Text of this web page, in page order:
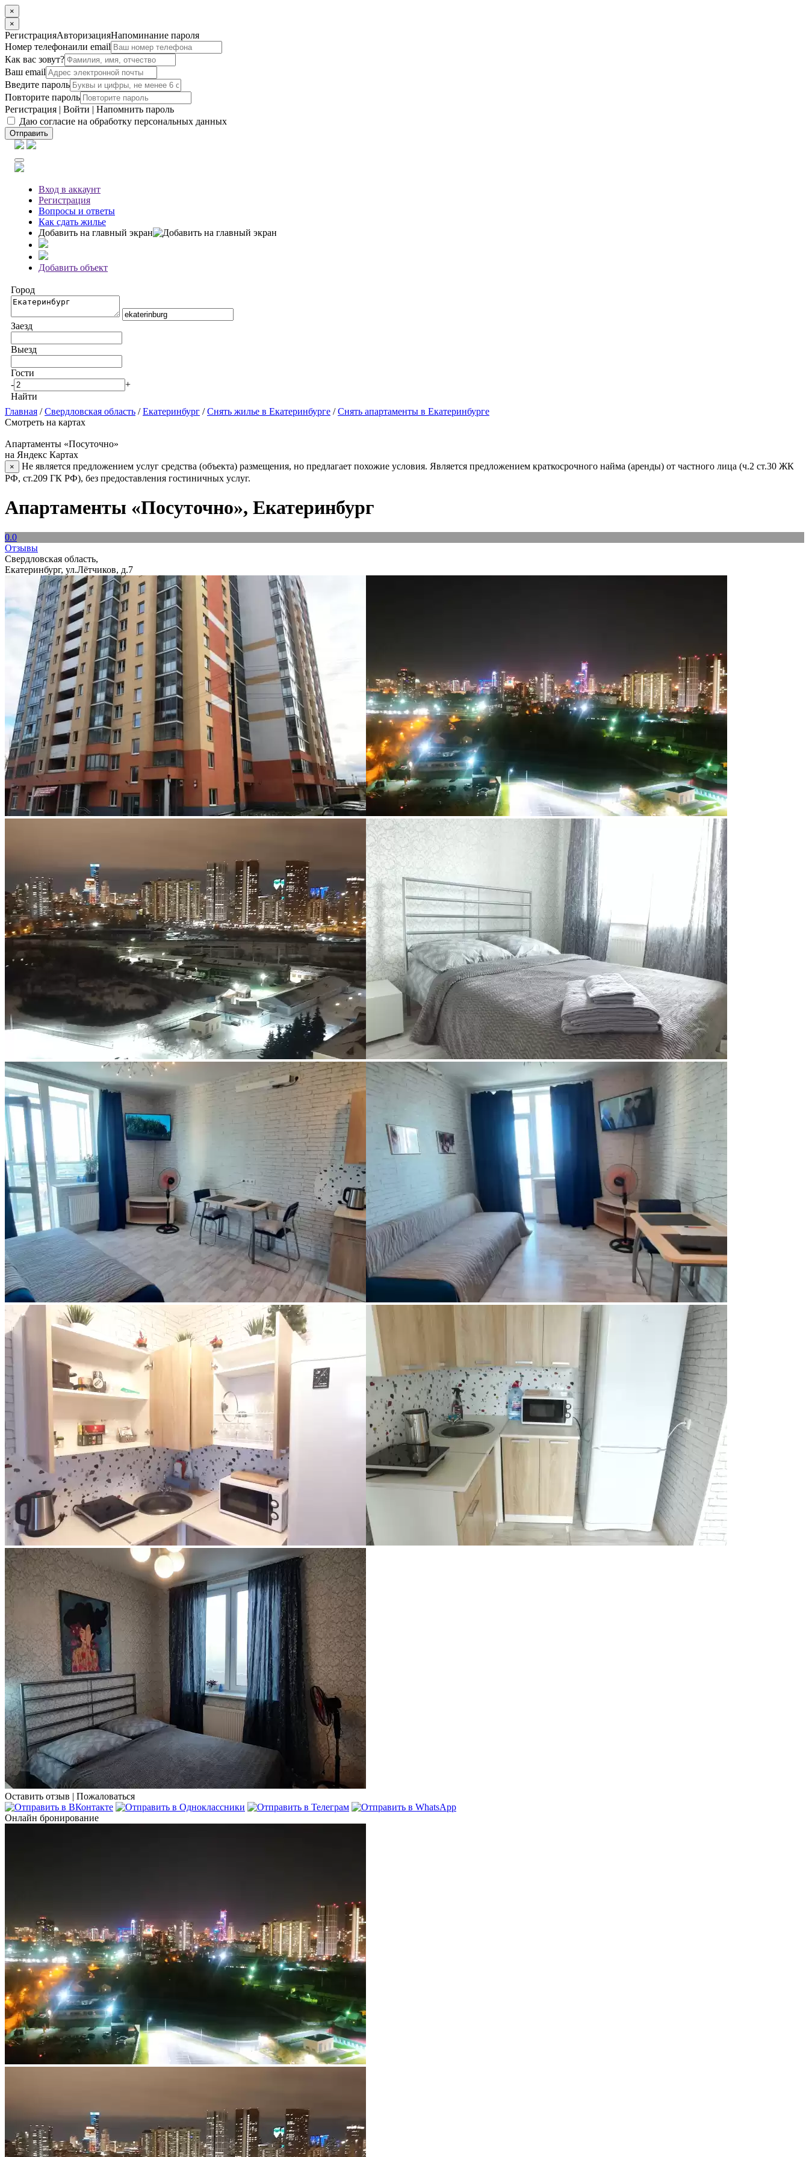
×
×
РегистрацияАвторизацияНапоминание пароля
Номер телефонаили email
Как вас зовут?
Ваш email
Введите пароль
Повторите пароль
Регистрация | Войти | Напомнить пароль
Даю согласие на обработку персональных данных
Отправить
Вход в аккаунт
Регистрация
Вопросы и ответы
Как сдать жилье
Добавить на главный экран
Добавить объект
Город
Заезд
Выезд
Гости
-
+
Найти
Главная /Свердловская область /Екатеринбург /Снять жилье в Екатеринбурге /Снять апартаменты в Екатеринбурге
Смотреть на картах
Апартаменты «Посуточно»
на Яндекс Картах
×
Не является предложением услуг средства (объекта) размещения, но предлагает похожие условия. Является предложением краткосрочного найма (аренды) от частного лица (ч.2 ст.30 ЖК
РФ, ст.209 ГК РФ), без предоставления гостиничных услуг.
Апартаменты «Посуточно», Екатеринбург
0.0
Отзывы
Свердловская область,
Екатеринбург, ул.Лётчиков, д.7
Оставить отзыв | Пожаловаться
Онлайн бронирование